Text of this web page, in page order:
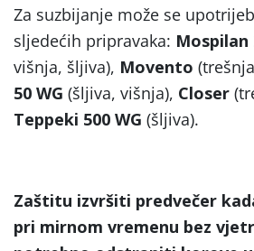
Za suzbijanje može se
sljedećih pripravaka: Mospilan
višnja, šljiva), Movento
50 WG (šljiva, višnja), Closer
Teppeki 500 WG (šljiva).
Zaštitu izvršiti predvečer
pri mirnom vremenu bez